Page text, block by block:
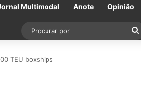
Multimodal Anote Opinião
TEU boxships